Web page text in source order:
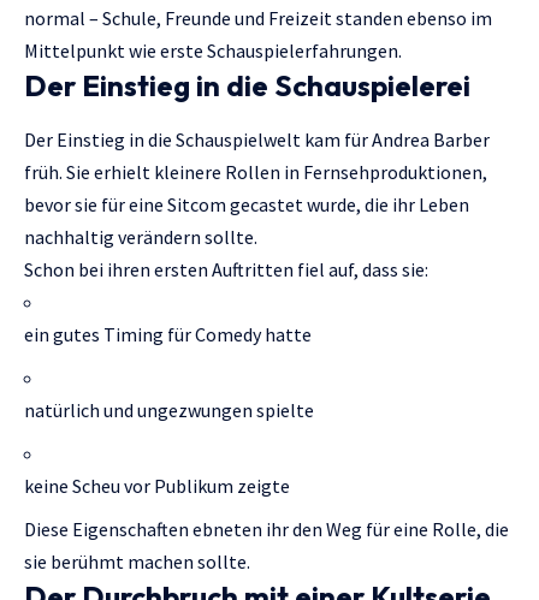
normal – Schule, Freunde und Freizeit standen ebenso im
Mittelpunkt wie erste Schauspielerfahrungen.
Der Einstieg in die Schauspielerei
Der Einstieg in die Schauspielwelt kam für Andrea Barber
früh. Sie erhielt kleinere Rollen in Fernsehproduktionen,
bevor sie für eine Sitcom gecastet wurde, die ihr Leben
nachhaltig verändern sollte.
Schon bei ihren ersten Auftritten fiel auf, dass sie:
ein gutes Timing für Comedy hatte
natürlich und ungezwungen spielte
keine Scheu vor Publikum zeigte
Diese Eigenschaften ebneten ihr den Weg für eine Rolle, die
sie berühmt machen sollte.